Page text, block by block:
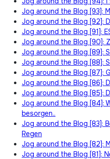
Jog around the Blog [93]:
Jog around the Blog [92]:
Jog around the Blog [91]:
Jog around the Blog [90]:
Jog around the Blog [89]:
Jog around the Blog [88]:
Jog around the Blog [87]:
Jog around the Blog [86]:
Jog around the Blog [85]:
Jog around the Blog [84]:
besorgen..
Jog around the Blog [83]:
Regen
Jog around the Blog [82]:
Jog around the Blog [81]: